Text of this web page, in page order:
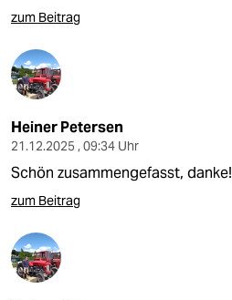
zum Beitrag
Heiner Petersen
21.12.2025 , 09:34 Uhr
Schön zusammengefasst, danke!
zum Beitrag